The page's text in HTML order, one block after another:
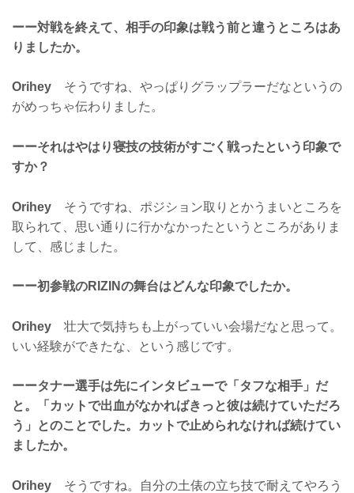
ーー対戦を終えて、相手の印象は戦う前と違うところはあ
りましたか。
Orihey そうですね、やっぱりグラップラーだなというの
がめっちゃ伝わりました。
ーーそれはやはり寝技の技術がすごく戦ったという印象で
すか？
Orihey そうですね、ポジション取りとかうまいところを
取られて、思い通りに行かなかったというところがありま
して、感じました。
ーー初参戦のRIZINの舞台はどんな印象でしたか。
Orihey 壮大で気持ちも上がっていい会場だなと思って。
いい経験ができたな、という感じです。
ーータナー選手は先にインタビューで「タフな相手」だ
と。「カットで出血がなかればきっと彼は続けていただろ
う」とのことでした。カットで止められなければ続けてい
ましたか。
Orihey そうですね。自分の土俵の立ち技で耐えてやろう